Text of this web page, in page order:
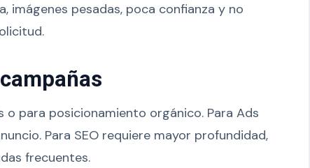
imágenes pesadas, poca confianza y no
o para posicionamiento orgánico. Para Ads
Para SEO requiere mayor profundidad,
frecuentes.